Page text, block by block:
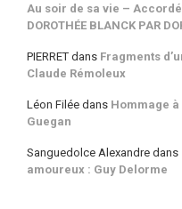
Au soir de sa vie –
DOROTHÉE BLANCK PAR
PIERRET dans Fragments
Claude Rémoleux
Léon Filée dans Hommage
Guegan
Sanguedolce Alexandre dans
amoureux : Guy Delorme